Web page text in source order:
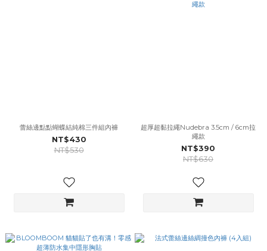
蕾絲邊點點蝴蝶結純棉三件組內褲
NT$430
NT$530
超厚超黏拉繩Nudebra 3.5cm / 6cm拉
繩款
NT$390
NT$630